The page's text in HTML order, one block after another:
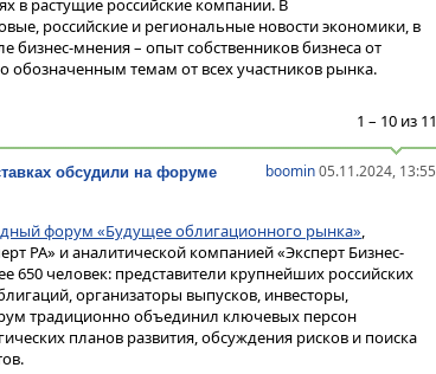
в растущие российские компании. В
российские и региональные новости экономики, в
бизнес-мнения – опыт собственников бизнеса от
темам от всех участников рынка.
1 – 10 из 11
boomin05.11.2024, 13:55
обсудили на форуме
форум «Будущее облигационного рынка»,
РА» и аналитической компанией «Эксперт Бизнес-
650 человек: представители крупнейших российских
организаторы выпусков, инвесторы,
традиционно объединил ключевых персон
планов развития, обсуждения рисков и поиска